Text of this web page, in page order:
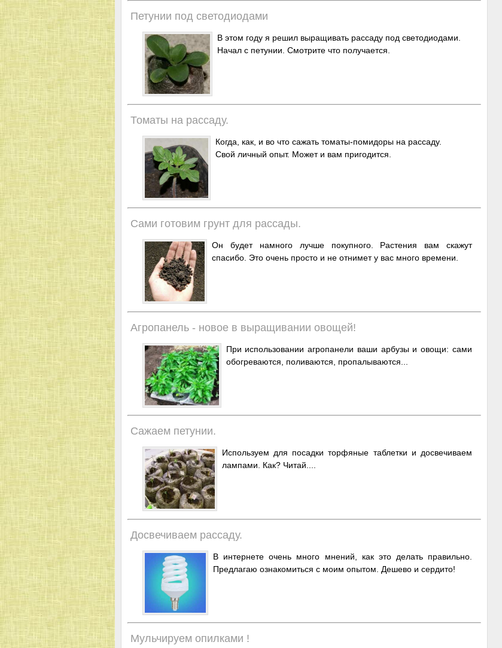
Петунии под светодиодами
В этом году я решил выращивать рассаду под светодиодами.
Начал с петунии. Смотрите что получается.
Томаты на рассаду.
Когда, как, и во что сажать томаты-помидоры на рассаду.
Свой личный опыт. Может и вам пригодится.
Сами готовим грунт для рассады.
Он будет намного лучше покупного. Растения вам скажут
спасибо. Это очень просто и не отнимет у вас много времени.
Агропанель - новое в выращивании овощей!
При использовании агропанели ваши арбузы и овощи: сами
обогреваются, поливаются, пропалываются...
Сажаем петунии.
Используем для посадки торфяные таблетки и досвечиваем
лампами. Как? Читай....
Досвечиваем рассаду.
В интернете очень много мнений, как это делать правильно.
Предлагаю ознакомиться с моим опытом. Дешево и сердито!
Мульчируем опилками !